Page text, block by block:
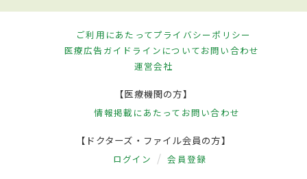
ご利用にあたってプライバシーポリシー
医療広告ガイドラインについてお問い合わせ
運営会社
【医療機関の方】
情報掲載にあたって お問い合わせ
【ドクターズ・ファイル会員の方】
ログイン 会員登録